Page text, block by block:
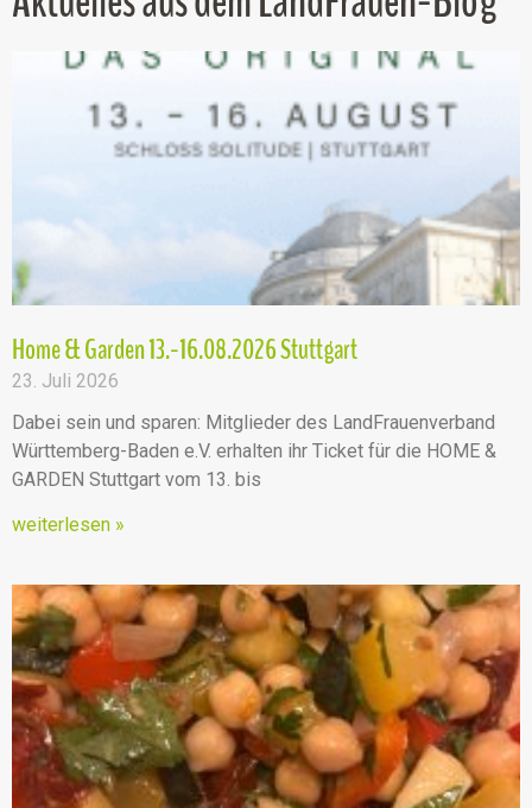
Home & Garden 13.-16.08.2026 Stuttgart
23. Juli 2026
Dabei sein und sparen: Mitglieder des LandFrauenverband
Württemberg-Baden e.V. erhalten ihr Ticket für die HOME &
GARDEN Stuttgart vom 13. bis
weiterlesen »